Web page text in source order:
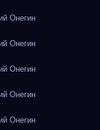
Онегин
Онегин
Онегин
Онегин
Онегин